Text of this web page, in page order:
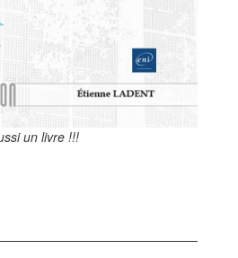
un livre !!!